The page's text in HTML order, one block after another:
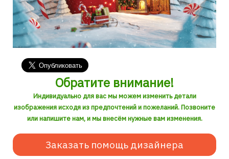
Обратите внимание!
Индивидуально для вас мы можем изменить детали
изображения исходя из предпочтений и пожеланий. Позвоните
или напишите нам, и мы внесём нужные вам изменения.
Заказать помощь дизайнера